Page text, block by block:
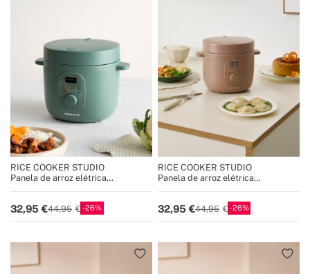
RICE COOKER STUDIO
Panela de arroz elétrica
32,95 44,95 26
RICE COOKER STUDIO
Panela de arroz elétrica
32,95 44,95 26